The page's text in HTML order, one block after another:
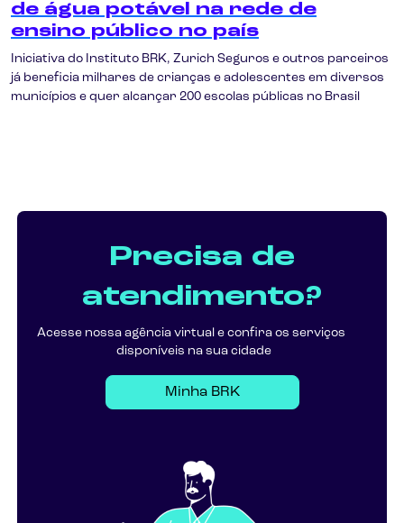
de água potável na rede de
ensino público no país
Iniciativa do Instituto BRK, Zurich Seguros e outros parceiros
já beneficia milhares de crianças e adolescentes em diversos
municípios e quer alcançar 200 escolas públicas no Brasil
Precisa de
atendimento?
Acesse nossa agência virtual e confira os serviços
disponíveis na sua cidade
Minha BRK